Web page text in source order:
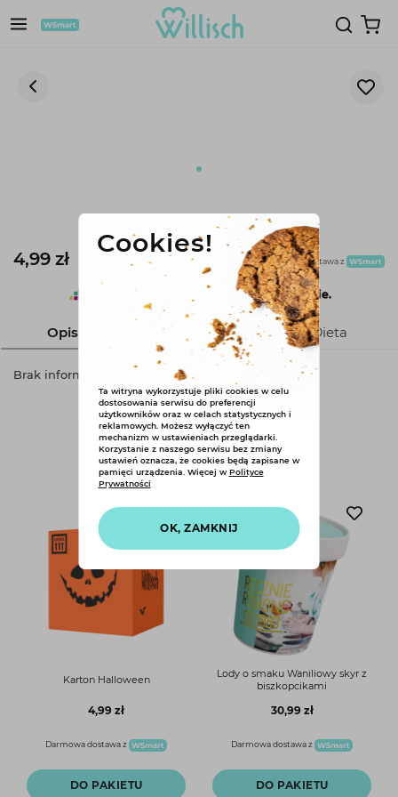
1
Karton online Świąteczny
4,99 zł darmowa dostawa z
Opis Składniki Dieta
Brak informacji
Ten smak dobrze łączy się z:
Karton Halloween
4,99 zł
Darmowa dostawa z
DO PAKIETU
Lody o smaku Waniliowy skyr z
biszkopcikami
30,99 zł
Darmowa dostawa z
DO PAKIETU
Cookies!
Ta witryna wykorzystuje pliki cookies w celu
dostosowania serwisu do preferencji
użytkowników oraz w celach statystycznych i
reklamowych. Możesz wyłączyć ten
mechanizm w ustawieniach przeglądarki.
Korzystanie z naszego serwisu bez zmiany
ustawień oznacza, że cookies będą zapisane w
pamięci urządzenia. Więcej wPolityce
Prywatności
OK, ZAMKNIJ